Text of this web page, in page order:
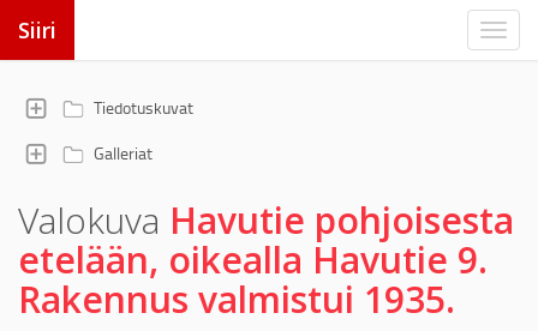
Siiri
Tiedotuskuvat
Galleriat
Valokuva Havutie pohjoisesta
etelään, oikealla Havutie 9.
Rakennus valmistui 1935.